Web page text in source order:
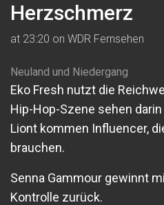
Herzschmerz
at 23:20 on WDR Fernsehen
Neuland und Niedergang
Eko Fresh nutzt die
Hip-Hop-Szene sehen
Liont kommen Influencer,
brauchen.
Senna Gammour gewinnt
Kontrolle zurück.